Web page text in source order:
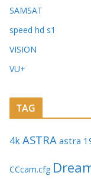
SAMSAT
speed hd s1
VISION
VU+
TAG
4kASTRA astra
CCcam.cfg